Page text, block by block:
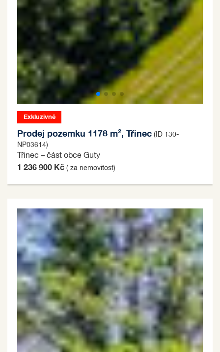
Exkluzivně
Prodej pozemku 1178 m², Třinec (ID 130-
NP03614)
Třinec – část obce Guty
1 236 900 Kč ( za nemovitost)